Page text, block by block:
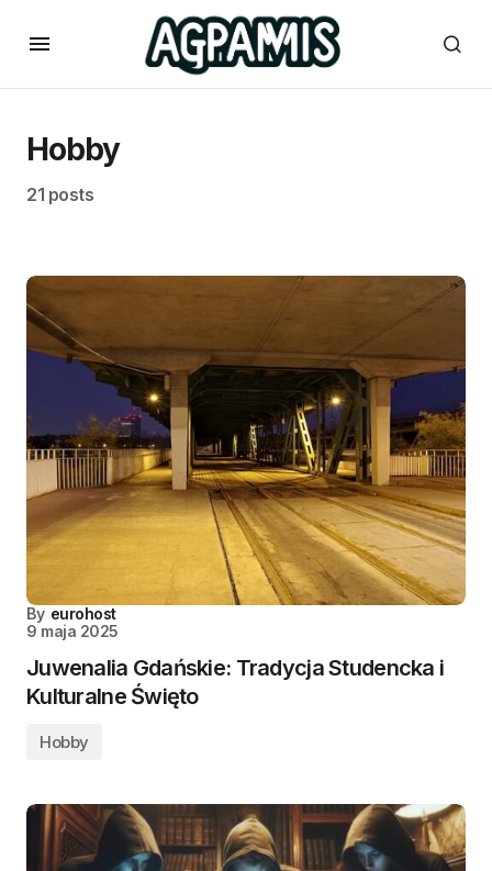
Hobby
21 posts
By eurohost
9 maja 2025
Juwenalia Gdańskie: Tradycja Studencka i
Kulturalne Święto
Hobby